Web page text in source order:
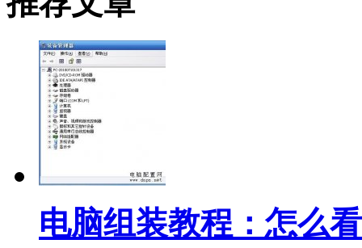
电脑组装教程：怎么